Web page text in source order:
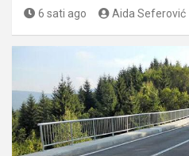
6 sati ago Aida Seferović